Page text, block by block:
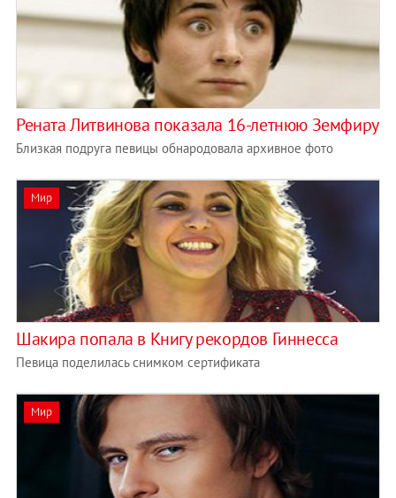
Рената Литвинова показала 16-летнюю Земфиру
Близкая подруга певицы обнародовала архивное фото
Мир
Шакира попала в Книгу рекордов Гиннесса
Певица поделилась снимком сертификата
Мир